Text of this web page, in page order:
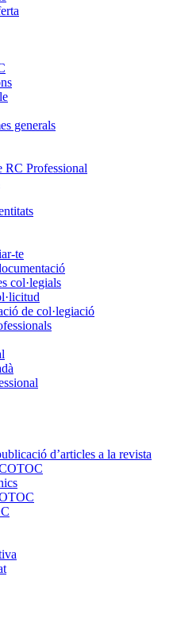
generals
RC Professional
te
col·legials
de col·legiació
d’articles a la revista